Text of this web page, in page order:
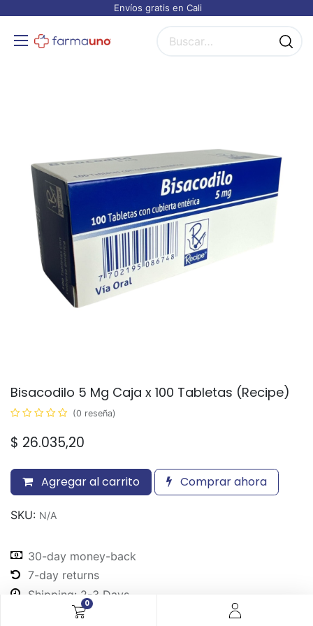
0
Envíos gratis en Cali
Bisacodilo 5 Mg Caja x 100 Tabletas (Recipe)
(0 reseña)
$ 26.035,20
Agregar al carrito Comprar ahora
SKU: N/A
30-day money-back
7-day returns
Shipping: 2-3 Days